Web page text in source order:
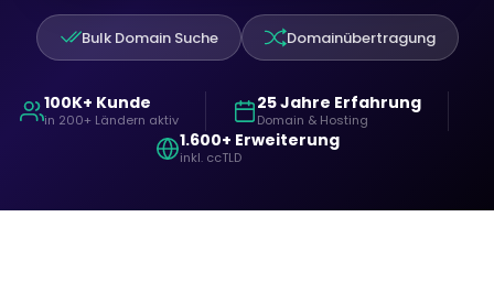
Bulk Domain Suche Domainübertragung
100K+ Kunde
in 200+ Ländern aktiv
25 Jahre Erfahrung
Domain & Hosting
1.600+ Erweiterung
inkl. ccTLD